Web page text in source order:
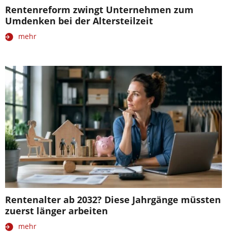
Rentenreform zwingt Unternehmen zum
Umdenken bei der Altersteilzeit
mehr
Rentenalter ab 2032? Diese Jahrgänge müssten
zuerst länger arbeiten
mehr